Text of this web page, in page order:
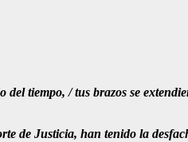
tiempo, / tus brazos se
de Justicia, han tenido la